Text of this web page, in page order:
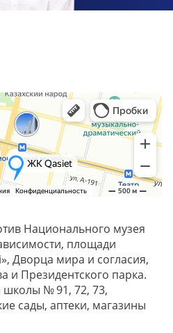
Национального музея
площади
Дворца мира и согласия,
и Президентского парка.
школы № 91, 72, 73,
сады, аптеки, магазины